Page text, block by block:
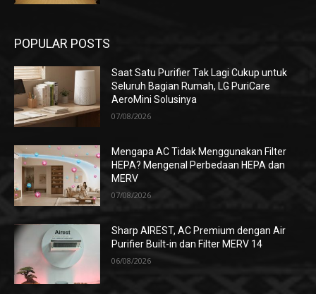
POPULAR POSTS
Saat Satu Purifier Tak Lagi Cukup untuk
Seluruh Bagian Rumah, LG PuriCare
AeroMini Solusinya
07/08/2026
Mengapa AC Tidak Menggunakan Filter
HEPA? Mengenal Perbedaan HEPA dan
MERV
07/08/2026
Sharp AIREST, AC Premium dengan Air
Purifier Built-in dan Filter MERV 14
06/08/2026